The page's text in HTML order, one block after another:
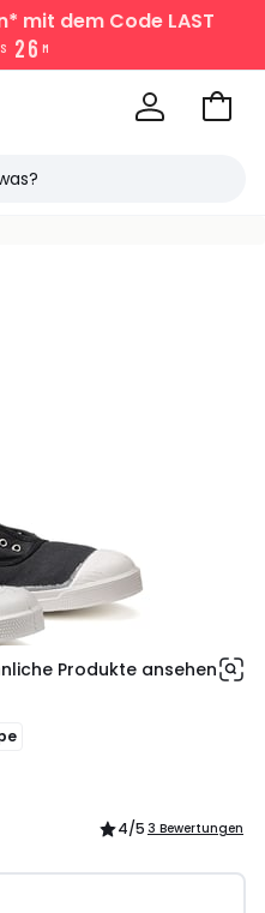
mit dem Code LAST
S 26 M
Zum
Produkte ansehen
4/5 3 Bewertungen